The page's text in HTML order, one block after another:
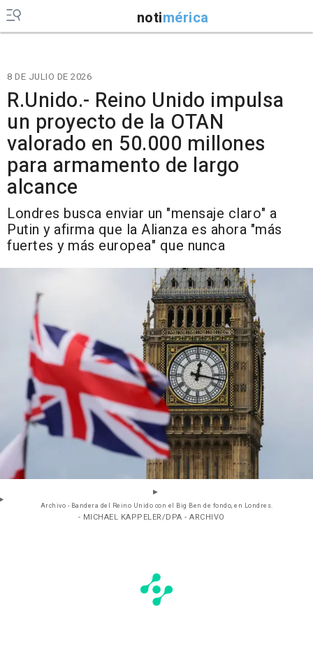
notimérica
8 DE JULIO DE 2026
R.Unido.- Reino Unido impulsa
un proyecto de la OTAN
valorado en 50.000 millones
para armamento de largo
alcance
Londres busca enviar un "mensaje claro" a
Putin y afirma que la Alianza es ahora "más
fuertes y más europea" que nunca
Archivo - Bandera del Reino Unido con el Big Ben de fondo, en Londres.
- MICHAEL KAPPELER/DPA - ARCHIVO